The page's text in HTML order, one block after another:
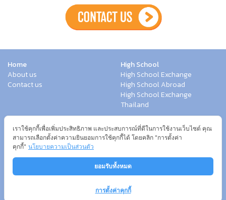
Home
About us
Contact us
High School
High School Exchange
High School Abroad
High School Exchange
Thailand
Work Exchange
Work & Travel USA
Internship
Study Abroad
Summer Group
Language Program
Teach in Thailand
Service
เราใช้คุกกี้เพื่อเพิ่มประสิทธิภาพ และประสบการณ์ที่ดีในการใช้งานเว็บไซต์ คุณ
สามารถเลือกตั้งค่าความยินยอมการใช้คุกกี้ได้ โดยคลิก "การตั้งค่า
คุกกี้" นโยบายความเป็นส่วนตัว
ยอมรับทั้งหมด
การตั้งค่าคุกกี้